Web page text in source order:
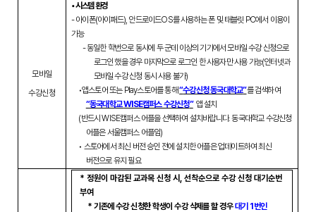
모바일
수강신청
•시스템 환경
-아이폰(아이패드), 안드로이드OS를 사용하는 폰 및 태블릿 PC에서 이용이
가능
-동일한 학번으로 동시에 두 군데 이상의 기기에서 모바일 수강 신청으로
로그인 했을 경우 마지막으로 로그인 한 사용자만 사용 가능(인터넷과
모바일 수강 신청 동시 사용 불가)
•앱스토어 또는 Play스토어를 통해“수강신청 동국대학교”를 검색하여
“동국대학교WISE캠퍼스 수강신청” 앱 설치
(반드시WISE캠퍼스 어플을 선택하여 설치바랍니다.동국대학교 수강신청
어플은 서울캠퍼스 어플임)
• 스토어에서 최신 버전 승인 전에 설치한 어플은 업데이트하여 최신
버전으로 유지 필요
* 정원이 마감된 교과목 신청 시, 선착순으로 수강 신청 대기순번
부여
*기존에 수강 신청한 학생이 수강 삭제를 할 경우대기 1 번인